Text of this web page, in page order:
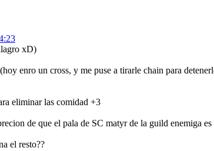
xD)
enro un cross, y me puse a tirarle chain para
eliminar las comidad +3
de que el pala de SC matyr de la guild enemiga
el resto??